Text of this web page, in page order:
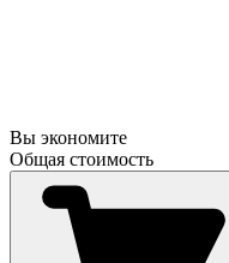
Вы экономите
Общая стоимость